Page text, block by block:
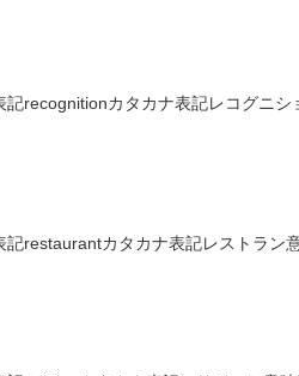
記recognitionカタカナ表記レコグニシ
記restaurantカタカナ表記レストラン